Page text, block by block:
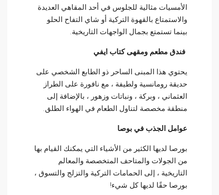
الأمسيات مثالية للجلوس في أحد المقاهي العديدة
والاستمتاع بالقهوة التركية أو شاي التفاح الحلو
بينما تستمتع بجمال الواجهات التاريخية.
فندق مطعم ومقهى كتاب ايفي
يحتوي هذا المبنى الساحر ذو الطابع الشخصي على
حديقة رومانسية ولطيفة ، مع نافورة على الطراز
العثماني ، وبركة ، ونباتات وزهور ، بالإضافة إلى
منطقة مخصصة لتناول الطعام في الهواء الطلق.
عوامل الجذب في بوصا
بورصا لديها الكثير من الأشياء التي يمكنك القيام بها
من الجولات والمتاحف المتخصصة والمعالم
التاريخية ، إلى الحمامات التركية والتزلج والتسوق ،
بورصا حقًا لديها كل شيء!